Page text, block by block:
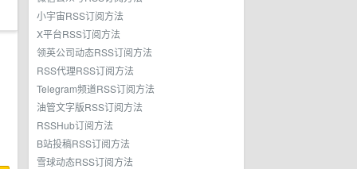
小宇宙RSS订阅方法
X平台RSS订阅方法
领英公司动态RSS订阅方法
RSS代理RSS订阅方法
Telegram频道RSS订阅方法
油管文字版RSS订阅方法
RSSHub订阅方法
B站投稿RSS订阅方法
雪球动态RSS订阅方法